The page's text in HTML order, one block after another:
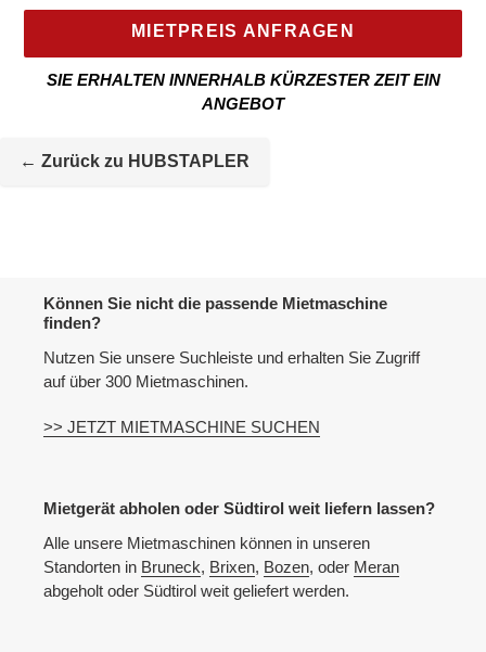
MIETPREIS ANFRAGEN
SIE ERHALTEN INNERHALB KÜRZESTER ZEIT EIN
ANGEBOT
wird
← Zurück zu HUBSTAPLER
Können Sie nicht die passende Mietmaschine
finden?
Nutzen Sie unsere Suchleiste und erhalten Sie Zugriff
auf über 300 Mietmaschinen.
>> JETZT MIETMASCHINE SUCHEN
Mietgerät abholen oder Südtirol weit liefern lassen?
Alle unsere Mietmaschinen können in unseren
Standorten in Bruneck, Brixen, Bozen, oder Meran
abgeholt oder Südtirol weit geliefert werden.